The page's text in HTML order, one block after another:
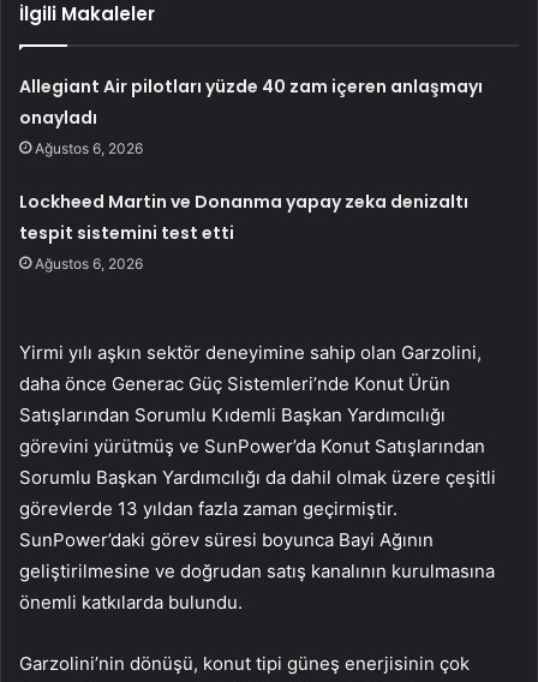
İlgili Makaleler
Allegiant Air pilotları yüzde 40 zam içeren anlaşmayı
onayladı
Ağustos 6, 2026
Lockheed Martin ve Donanma yapay zeka denizaltı
tespit sistemini test etti
Ağustos 6, 2026
Yirmi yılı aşkın sektör deneyimine sahip olan Garzolini,
daha önce Generac Güç Sistemleri’nde Konut Ürün
Satışlarından Sorumlu Kıdemli Başkan Yardımcılığı
görevini yürütmüş ve SunPower’da Konut Satışlarından
Sorumlu Başkan Yardımcılığı da dahil olmak üzere çeşitli
görevlerde 13 yıldan fazla zaman geçirmiştir.
SunPower’daki görev süresi boyunca Bayi Ağının
geliştirilmesine ve doğrudan satış kanalının kurulmasına
önemli katkılarda bulundu.
Garzolini’nin dönüşü, konut tipi güneş enerjisinin çok